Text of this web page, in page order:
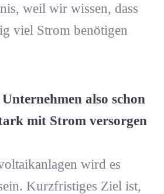
weil wir wissen, dass
viel Strom benötigen
also schon
mit Strom versorgen
wird es
Kurzfristiges Ziel ist,